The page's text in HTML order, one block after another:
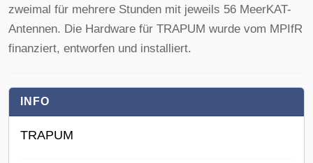
zweimal für mehrere Stunden mit jeweils 56 MeerKAT-
Antennen. Die Hardware für TRAPUM wurde vom MPIfR
finanziert, entworfen und installiert.
INFO
TRAPUM